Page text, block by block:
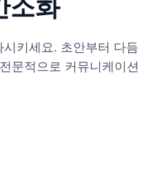
키세요. 초안부터 다듬
문적으로 커뮤니케이션